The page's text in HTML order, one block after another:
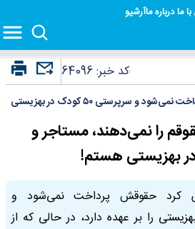
مادرباره ماآرشیو
کد خبر:64096
و سرپرستی ۵۰ کودک در بهزیستی
را نمی‌دهند، مستاجر و
کرد حقوقش پرداخت نمی‌شود و
در بهزیستی را بر عهده دارد، در حالی که از